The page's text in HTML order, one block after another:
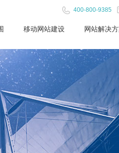
400-800-9385
移动网站建设 网站解决